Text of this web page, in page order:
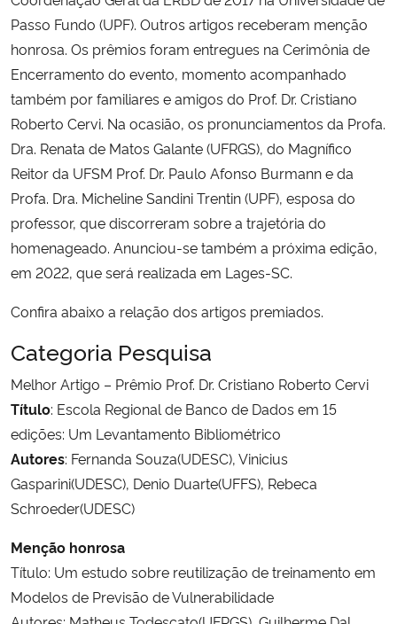
Passo Fundo (UPF). Outros artigos receberam menção
honrosa. Os prêmios foram entregues na Cerimônia de
Encerramento do evento, momento acompanhado
também por familiares e amigos do Prof. Dr. Cristiano
Roberto Cervi. Na ocasião, os pronunciamentos da Profa.
Dra. Renata de Matos Galante (UFRGS), do Magnífico
Reitor da UFSM Prof. Dr. Paulo Afonso Burmann e da
Profa. Dra. Micheline Sandini Trentin (UPF), esposa do
professor, que discorreram sobre a trajetória do
homenageado. Anunciou-se também a próxima edição,
em 2022, que será realizada em Lages-SC.
Confira abaixo a relação dos artigos premiados.
Categoria Pesquisa
Melhor Artigo – Prêmio Prof. Dr. Cristiano Roberto Cervi
Título: Escola Regional de Banco de Dados em 15
edições: Um Levantamento Bibliométrico
Autores: Fernanda Souza(UDESC), Vinicius
Gasparini(UDESC), Denio Duarte(UFFS), Rebeca
Schroeder(UDESC)
Menção honrosa
Título: Um estudo sobre reutilização de treinamento em
Modelos de Previsão de Vulnerabilidade